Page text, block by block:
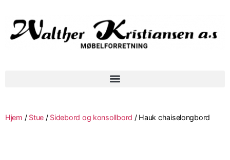
Hjem / Stue / Sidebord og konsollbord / Hauk chaiselongbord